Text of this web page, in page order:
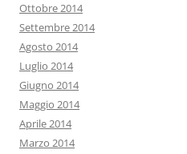
Ottobre 2014
Settembre 2014
Agosto 2014
Luglio 2014
Giugno 2014
Maggio 2014
Aprile 2014
Marzo 2014